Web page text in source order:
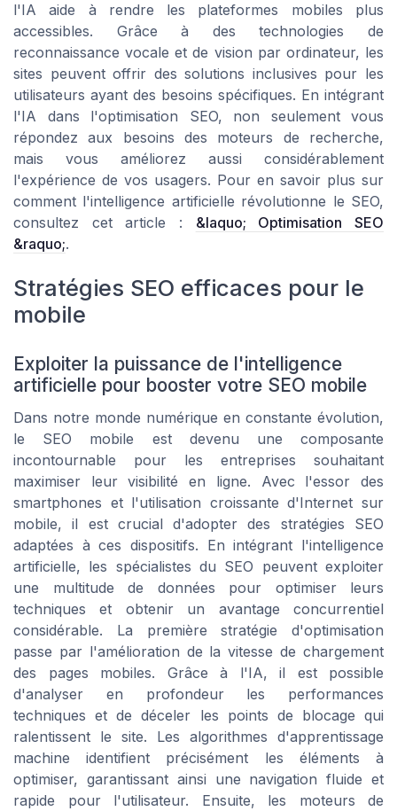
l'IA aide à rendre les plateformes mobiles plus
accessibles. Grâce à des technologies de
reconnaissance vocale et de vision par ordinateur, les
sites peuvent offrir des solutions inclusives pour les
utilisateurs ayant des besoins spécifiques. En intégrant
l'IA dans l'optimisation SEO, non seulement vous
répondez aux besoins des moteurs de recherche,
mais vous améliorez aussi considérablement
l'expérience de vos usagers. Pour en savoir plus sur
comment l'intelligence artificielle révolutionne le SEO,
consultez cet article : &laquo; Optimisation SEO
&raquo;.
Stratégies SEO efficaces pour le
mobile
Exploiter la puissance de l'intelligence
artificielle pour booster votre SEO mobile
Dans notre monde numérique en constante évolution,
le SEO mobile est devenu une composante
incontournable pour les entreprises souhaitant
maximiser leur visibilité en ligne. Avec l'essor des
smartphones et l'utilisation croissante d'Internet sur
mobile, il est crucial d'adopter des stratégies SEO
adaptées à ces dispositifs. En intégrant l'intelligence
artificielle, les spécialistes du SEO peuvent exploiter
une multitude de données pour optimiser leurs
techniques et obtenir un avantage concurrentiel
considérable. La première stratégie d'optimisation
passe par l'amélioration de la vitesse de chargement
des pages mobiles. Grâce à l'IA, il est possible
d'analyser en profondeur les performances
techniques et de déceler les points de blocage qui
ralentissent le site. Les algorithmes d'apprentissage
machine identifient précisément les éléments à
optimiser, garantissant ainsi une navigation fluide et
rapide pour l'utilisateur. Ensuite, les moteurs de